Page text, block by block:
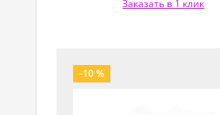
Заказать в 1 клик
-10 %